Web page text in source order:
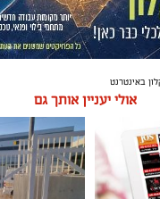
באינטרנט
אולי יעניין אותך גם